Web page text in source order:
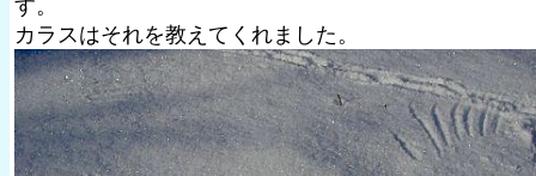
す。
カラスはそれを教えてくれました。